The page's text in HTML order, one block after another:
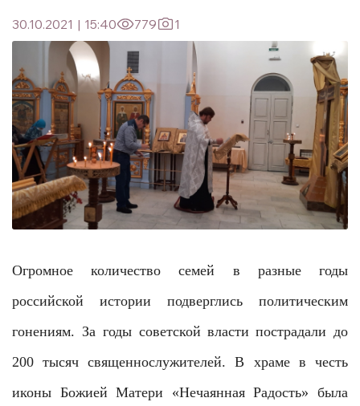
30.10.2021 | 15:40 779 1
Огромное количество семей в разные годы
российской истории подверглись политическим
гонениям. За годы советской власти пострадали до
200 тысяч священнослужителей. В храме в честь
иконы Божией Матери «Нечаянная Радость» была